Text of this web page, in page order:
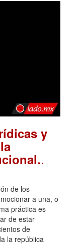
y
.
de los
a una, o
práctica es
de estar
de
la república